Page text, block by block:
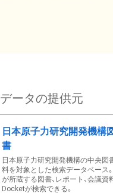
データの提供元
日本原子力研究開発機構
書
日本原子力研究開発機構の中央図
料を対象とした検索データベース
が所蔵する図書、レポート、会議資料
Docketが検索できる。